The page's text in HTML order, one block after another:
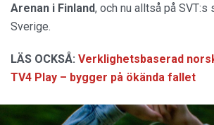
Arenan i Finland, och nu alltså på SVT:s
Sverige.
LÄS OCKSÅ: Verklighetsbaserad
TV4 Play – bygger på ökända fallet